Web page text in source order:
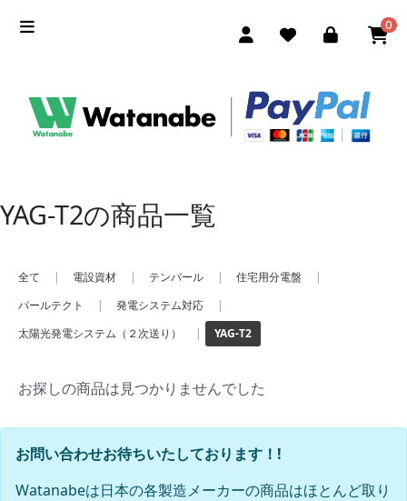
0
YAG-T2の商品一覧
全て | 電設資材 | テンパール | 住宅用分電盤
|
パールテクト
| 発電システム対応
|
太陽光発電システム（２次送り）
| YAG-T2
お探しの商品は見つかりませんでした
お問い合わせお待ちいたしております！!
Watanabeは日本の各製造メーカーの商品はほとんど取り